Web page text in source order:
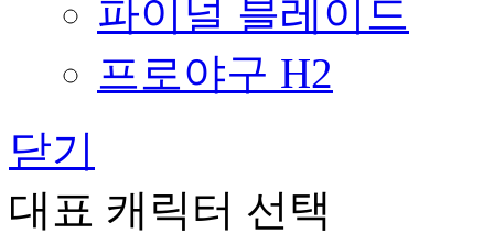
파이널 블레이드
프로야구 H2
닫기
대표 캐릭터 선택